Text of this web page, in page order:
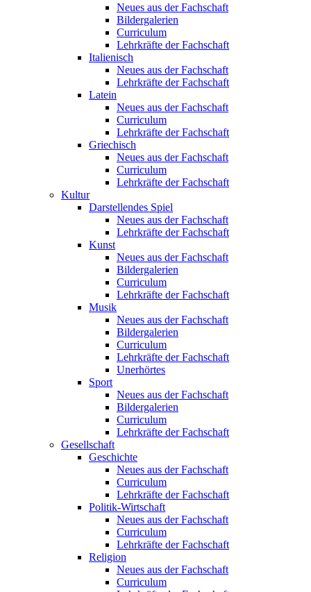
Neues aus der Fachschaft
Bildergalerien
Curriculum
Lehrkräfte der Fachschaft
Italienisch
Neues aus der Fachschaft
Lehrkräfte der Fachschaft
Latein
Neues aus der Fachschaft
Curriculum
Lehrkräfte der Fachschaft
Griechisch
Neues aus der Fachschaft
Curriculum
Lehrkräfte der Fachschaft
Kultur
Darstellendes Spiel
Neues aus der Fachschaft
Lehrkräfte der Fachschaft
Kunst
Neues aus der Fachschaft
Bildergalerien
Curriculum
Lehrkräfte der Fachschaft
Musik
Neues aus der Fachschaft
Bildergalerien
Curriculum
Lehrkräfte der Fachschaft
Unerhörtes
Sport
Neues aus der Fachschaft
Bildergalerien
Curriculum
Lehrkräfte der Fachschaft
Gesellschaft
Geschichte
Neues aus der Fachschaft
Curriculum
Lehrkräfte der Fachschaft
Politik-Wirtschaft
Neues aus der Fachschaft
Curriculum
Lehrkräfte der Fachschaft
Religion
Neues aus der Fachschaft
Curriculum